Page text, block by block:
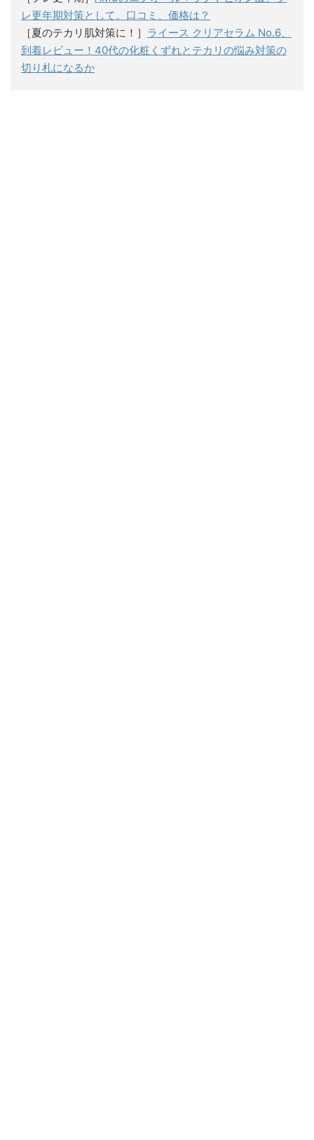
レ更年期対策として。口コミ、価格は？
［夏のテカリ肌対策に！］ ライース クリアセラム No.6、
到着レビュー！40代の化粧くずれとテカリの悩み対策の
切り札になるか